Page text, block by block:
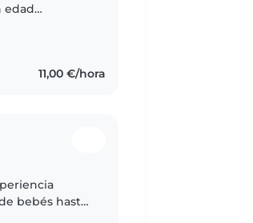
edad
11,00 €/hora
bebés hasta